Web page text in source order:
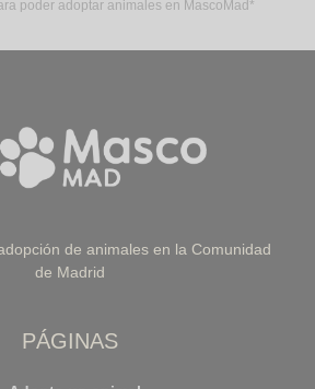
poder adoptar animales en MascoMad*
de animales en la Comunidad
de Madrid
PÁGINAS